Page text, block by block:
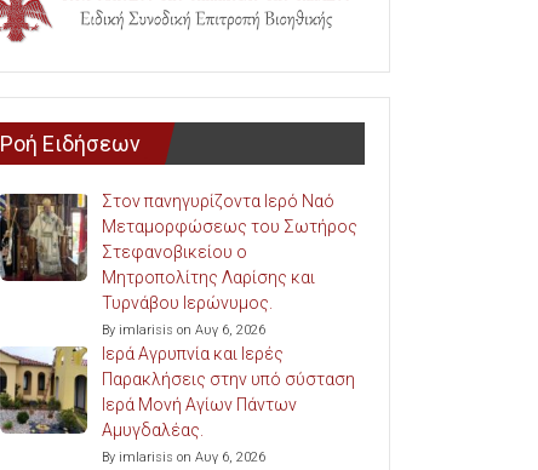
Ροή Ειδήσεων
Στον πανηγυρίζοντα Ιερό Ναό
Μεταμορφώσεως του Σωτήρος
Στεφανοβικείου ο
Μητροπολίτης Λαρίσης και
Τυρνάβου Ιερώνυμος.
By imlarisis on Αυγ 6, 2026
Ιερά Αγρυπνία και Ιερές
Παρακλήσεις στην υπό σύσταση
Ιερά Μονή Αγίων Πάντων
Αμυγδαλέας.
By imlarisis on Αυγ 6, 2026